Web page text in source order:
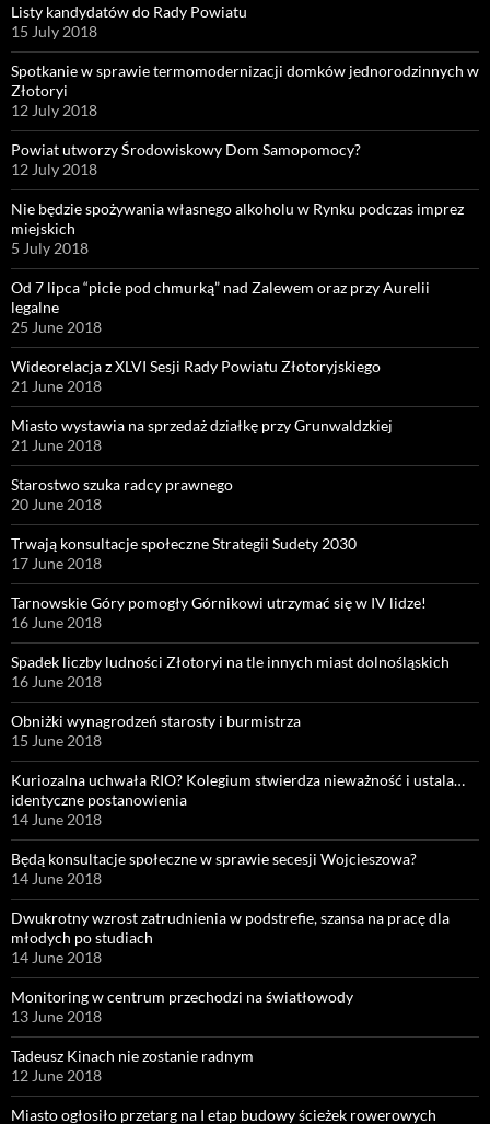
Listy kandydatów do Rady Powiatu
15 July 2018
Spotkanie w sprawie termomodernizacji domków jednorodzinnych w
Złotoryi
12 July 2018
Powiat utworzy Środowiskowy Dom Samopomocy?
12 July 2018
Nie będzie spożywania własnego alkoholu w Rynku podczas imprez
miejskich
5 July 2018
Od 7 lipca “picie pod chmurką” nad Zalewem oraz przy Aurelii
legalne
25 June 2018
Wideorelacja z XLVI Sesji Rady Powiatu Złotoryjskiego
21 June 2018
Miasto wystawia na sprzedaż działkę przy Grunwaldzkiej
21 June 2018
Starostwo szuka radcy prawnego
20 June 2018
Trwają konsultacje społeczne Strategii Sudety 2030
17 June 2018
Tarnowskie Góry pomogły Górnikowi utrzymać się w IV lidze!
16 June 2018
Spadek liczby ludności Złotoryi na tle innych miast dolnośląskich
16 June 2018
Obniżki wynagrodzeń starosty i burmistrza
15 June 2018
Kuriozalna uchwała RIO? Kolegium stwierdza nieważność i ustala…
identyczne postanowienia
14 June 2018
Będą konsultacje społeczne w sprawie secesji Wojcieszowa?
14 June 2018
Dwukrotny wzrost zatrudnienia w podstrefie, szansa na pracę dla
młodych po studiach
14 June 2018
Monitoring w centrum przechodzi na światłowody
13 June 2018
Tadeusz Kinach nie zostanie radnym
12 June 2018
Miasto ogłosiło przetarg na I etap budowy ścieżek rowerowych